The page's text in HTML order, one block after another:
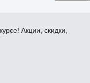
Акции, скидки,